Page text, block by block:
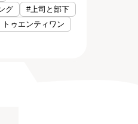
グ
#上司と部下
ゥエンティワン